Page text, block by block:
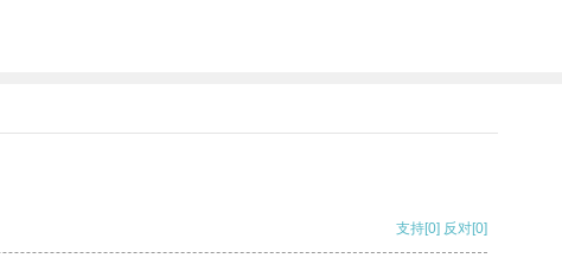
支持[0] 反对[0]